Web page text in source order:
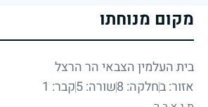
מקום מנוחתו
בית העלמין הצבאי הר הרצל
אזור: בחלקה: 8 שורה: 5 קבר: 1